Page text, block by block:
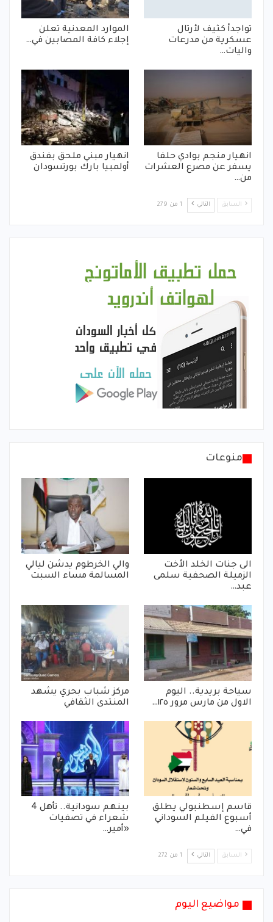
تواجدأ كثيف لأرتال
عسكرية من مدرعات
واليات…
الموارد المعدنية تعلن
إجلاء كافة المصابين في…
انهيار منجم بوادي حلفا
يسفر عن مصرع العشرات
من…
انهيار مبني ملحق بفندق
أولمبيا بارك بورتسودان
السابق التالي 1 من 279
منوعات
الى جنات الخلد الأخت
الزميلة الصحفية سلمى
عبد…
والي الخرطوم يدشن ليالي
المسالمة مساء السبت
سياحة بريدية.. اليوم
الاول من مارس مرور ١٢٥…
مركز شباب بحري يشهد
المنتدى الثقافي
قاسم إسطنبولي يطلق
أسبوع الفيلم السوداني
في…
بينهم سودانية.. تأهل 4
شعراء في تصفيات
«أمير…
السابق التالي 1 من 272
مواضيع اليوم